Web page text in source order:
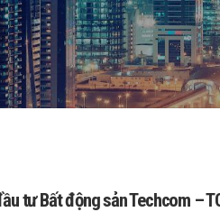
tư Bất động sản Techcom –